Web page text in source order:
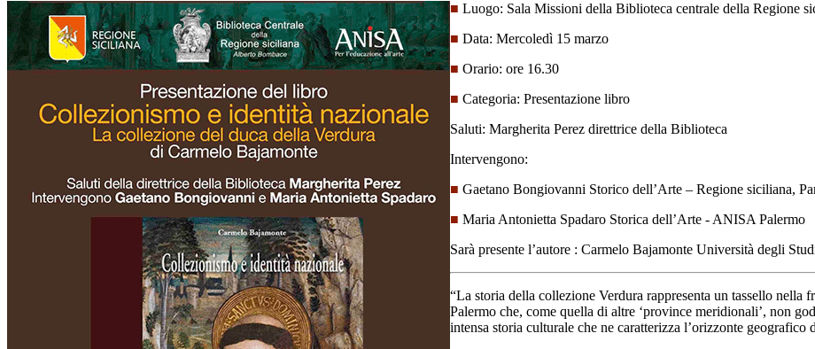
■ Luogo: Sala Missioni della Biblioteca centrale della Regione
■ Data: Mercoledì 15 marzo
■ Orario: ore 16.30
■ Categoria: Presentazione libro
Saluti: Margherita Perez direttrice della Biblioteca
Intervengono:
■ Gaetano Bongiovanni Storico dell’Arte – Regione siciliana,
■ Maria Antonietta Spadaro Storica dell’Arte - ANISA Palermo
Sarà presente l’autore : Carmelo Bajamonte Università degli
“La storia della collezione Verdura rappresenta un tassello nella
Palermo che, come quella di altre ‘province meridionali’, non
intensa storia culturale che ne caratterizza l’orizzonte